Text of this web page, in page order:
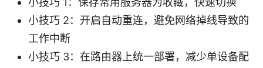
小技巧 2：开启自动重连，避免网络掉线导致的
工作中断
小技巧 3：在路由器上统一部署，减少单设备配